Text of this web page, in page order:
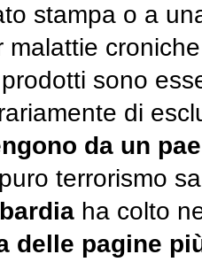
stampa o a
malattie
sono
di
da un
terrorismo
ha colto
delle pagine